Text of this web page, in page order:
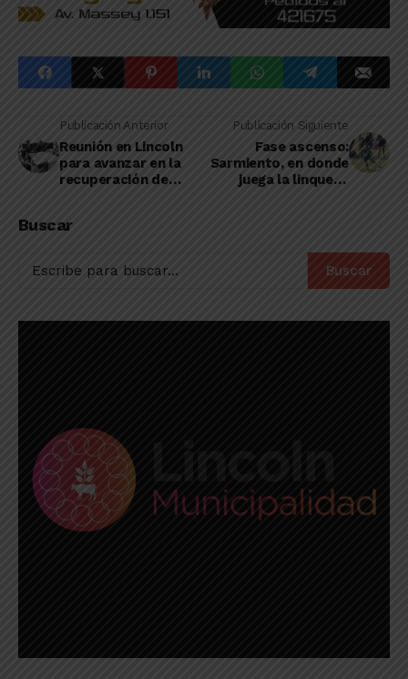
Publicación Anterior
Reunión en Lincoln
para avanzar en la
recuperación de
mediante el Procrear
Publicación Siguiente
Fase ascenso:
Sarmiento, en donde
juega la linqueña
Buscar
Buscar